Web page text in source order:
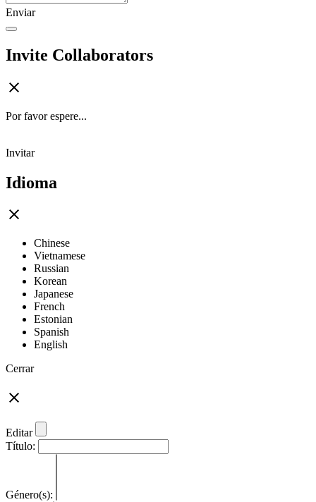
Enviar
Invite Collaborators
Por favor espere...
Invitar
Idioma
Chinese
Vietnamese
Russian
Korean
Japanese
French
Estonian
Spanish
English
Cerrar
Editar
Título:
Género(s):